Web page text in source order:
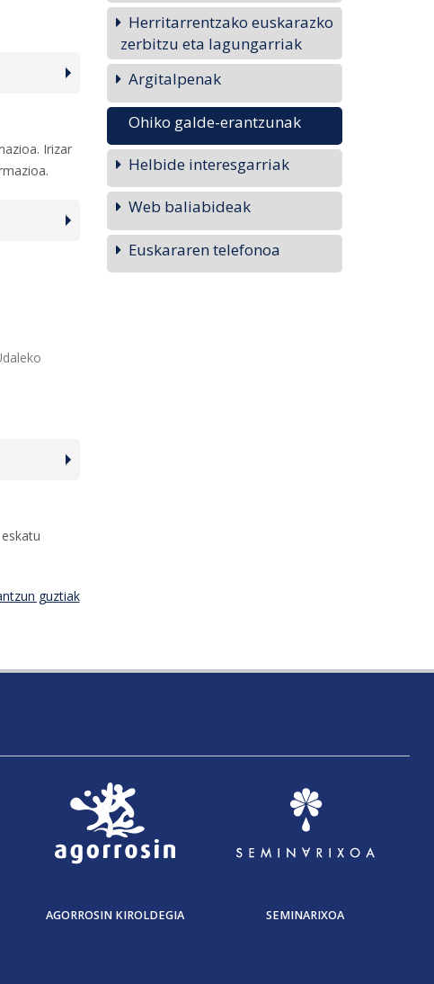
Irizar
guztiak
Herritarrentzako euskarazko
zerbitzu eta lagungarriak
Argitalpenak
Ohiko galde-erantzunak
Helbide interesgarriak
Web baliabideak
Euskararen telefonoa
AGORROSIN KIROLDEGIA SEMINARIXOA